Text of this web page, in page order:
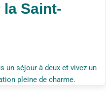
Saint-
un séjour à deux et vivez un
pleine de charme.